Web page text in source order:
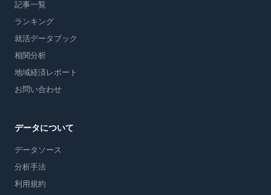
記事一覧
ランキング
就活データブック
相関分析
地域経済レポート
お問い合わせ
データについて
データソース
分析手法
利用規約